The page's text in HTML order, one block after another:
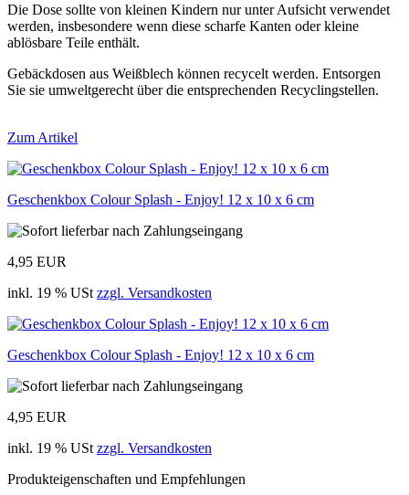
Die Dose sollte von kleinen Kindern nur unter Aufsicht verwendet
werden, insbesondere wenn diese scharfe Kanten oder kleine
ablösbare Teile enthält.
Gebäckdosen aus Weißblech können recycelt werden. Entsorgen
Sie sie umweltgerecht über die entsprechenden Recyclingstellen.
Zum Artikel
Geschenkbox Colour Splash - Enjoy! 12 x 10 x 6 cm
4,95 EUR
inkl. 19 % USt zzgl. Versandkosten
Geschenkbox Colour Splash - Enjoy! 12 x 10 x 6 cm
4,95 EUR
inkl. 19 % USt zzgl. Versandkosten
Produkteigenschaften und Empfehlungen